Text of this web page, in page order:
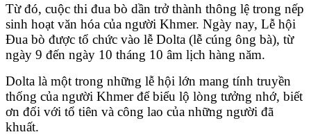
Từ đó, cuộc thi đua bò dần trở thành thông lệ trong nếp
sinh hoạt văn hóa của người Khmer. Ngày nay, Lễ hội
Đua bò được tổ chức vào lễ Dolta (lễ cúng ông bà), từ
ngày 9 đến ngày 10 tháng 10 âm lịch hàng năm.
Dolta là một trong những lễ hội lớn mang tính truyền
thống của người Khmer để biểu lộ lòng tưởng nhớ, biết
ơn đối với tổ tiên và công lao của những người đã
khuất.